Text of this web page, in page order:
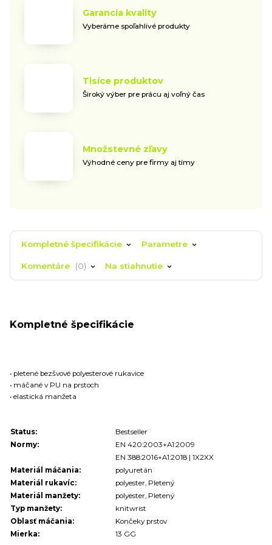
Garancia kvality
Vyberáme spoľahlivé produkty
Tisíce produktov
Široký výber pre prácu aj voľný čas
Množstevné zľavy
Výhodné ceny pre firmy aj tímy
Kompletné špecifikácie Parametre
Komentáre 0 Na stiahnutie
Kompletné špecifikácie
• pletené bezšvové polyesterové rukavice
• máčané v PU na prstoch
• elastická manžeta
Status:
Bestseller
Normy:
EN 420:2003+A1:2009
EN 388:2016+A1:2018 | 1X2XX
Materiál máčania:
polyuretán
Materiál rukavíc:
polyester, Pletený
Materiál manžety:
polyester, Pletený
Typ manžety:
knitwrist
Oblasť máčania:
Končeky prstov
Mierka:
13 GG